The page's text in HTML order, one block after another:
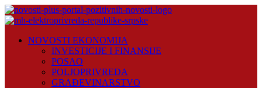
Skip
to
Plus
NOVOSTI EKONOMIJA
INVESTICIJE I FINANSIJE
POSAO
POLJOPRIVREDA
GRAĐEVINARSTVO